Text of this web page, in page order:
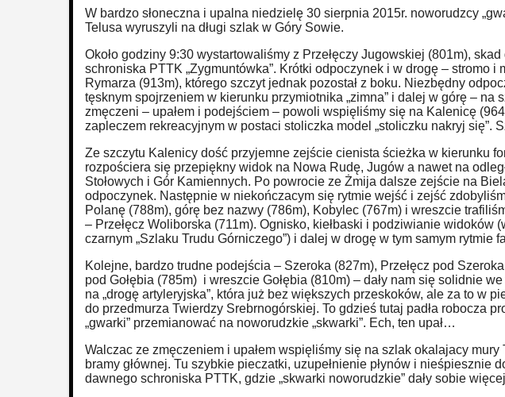
W bardzo słoneczna i upalna niedzielę 30 sierpnia 2015r. noworudzcy
Telusa wyruszyli na długi szlak w Góry Sowie.
Około godziny 9:30 wystartowaliśmy z Przełęczy Jugowskiej (801m),
schroniska PTTK „Zygmuntówka”. Krótki odpoczynek i w drogę – stromo i
Rymarza (913m), którego szczyt jednak pozostał z boku. Niezbędny
tęsknym spojrzeniem w kierunku przymiotnika „zimna” i dalej w górę – na
zmęczeni – upałem i podejściem – powoli wspięliśmy się na Kalenicę
zapleczem rekreacyjnym w postaci stoliczka model „stoliczku nakryj się”.
Ze szczytu Kalenicy dość przyjemne zejście cienista ścieżka w kierunku
rozpościera się przepiękny widok na Nowa Rudę, Jugów a nawet na
Stołowych i Gór Kamiennych. Po powrocie ze Żmija dalsze zejście na
odpoczynek. Następnie w niekończacym się rytmie wejść i zejść
Polanę (788m), górę bez nazwy (786m), Kobylec (767m) i wreszcie
– Przełęcz Woliborska (711m). Ognisko, kiełbaski i podziwianie widoków
czarnym „Szlaku Trudu Górniczego”) i dalej w drogę w tym samym rytmie
Kolejne, bardzo trudne podejścia – Szeroka (827m), Przełęcz pod
pod Gołębia (785m) i wreszcie Gołębia (810m) – dały nam się solidnie
na „drogę artyleryjska”, która już bez większych przeskoków, ale za to w
do przedmurza Twierdzy Srebrnogórskiej. To gdzieś tutaj padła robocza
„gwarki” przemianować na noworudzkie „skwarki”. Ech, ten upał…
Walczac ze zmęczeniem i upałem wspięliśmy się na szlak okalajacy
bramy głównej. Tu szybkie pieczatki, uzupełnienie płynów i nieśpiesznie
dawnego schroniska PTTK, gdzie „skwarki noworudzkie” dały sobie